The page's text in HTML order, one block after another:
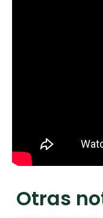
Otras